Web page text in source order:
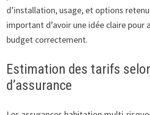
d’installation, usage, et options
important d’avoir une idée claire pour
budget correctement.
Estimation des tarifs
d’assurance